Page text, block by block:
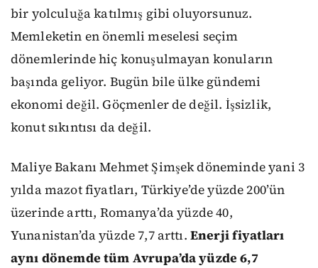
bir yolculuğa katılmış gibi oluyorsunuz.
Memleketin en önemli meselesi seçim
dönemlerinde hiç konuşulmayan konuların
başında geliyor. Bugün bile ülke gündemi
ekonomi değil. Göçmenler de değil. İşsizlik,
konut sıkıntısı da değil.
Maliye Bakanı Mehmet Şimşek döneminde yani 3
yılda mazot fiyatları, Türkiye’de yüzde 200’ün
üzerinde arttı, Romanya’da yüzde 40,
Yunanistan’da yüzde 7,7 arttı. Enerji fiyatları
aynı dönemde tüm Avrupa’da yüzde 6,7